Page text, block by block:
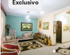
Exclusivo